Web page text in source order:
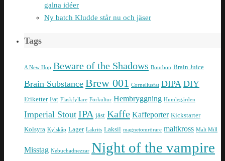
galna idéer
Ny batch Kludde står nu och jäser
Tags
A New Hop Beware of the Shadows Bourbon Brain Juice
Brain Substance Brew 001 Corneliusfat DIPA DIY
Etiketter Fat Flaskfyllare Förkultur Hembryggning Humlegården
Imperial Stout IPA jäst Kaffe Kaffeporter Kickstarter
Kolsyra Kylskåp Lager Lakrits Laksil magnetomrörare maltkross Malt Mill
Misstag Nebuchadnezzar Night of the vampire